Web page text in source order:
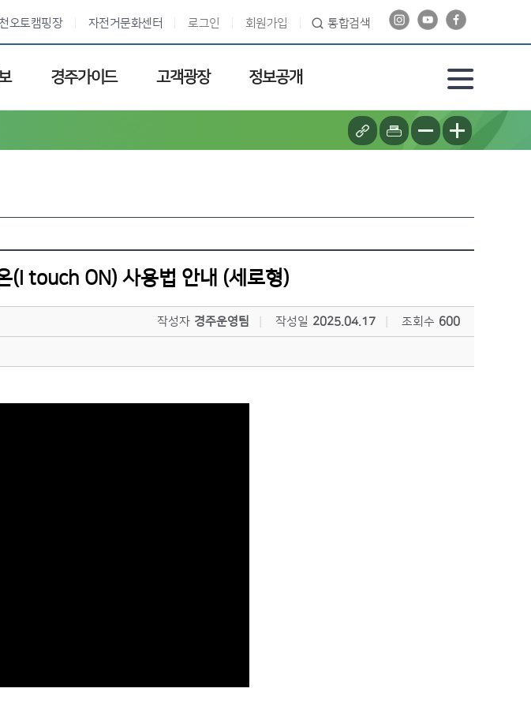
오토캠핑장 자전거문화센터 로그인 회원가입 통합검색
경주가이드 고객광장 정보공개
(I touch ON) 사용법 안내 (세로형)
작성자 경주운영팀 작성일 2025.04.17 조회수 600